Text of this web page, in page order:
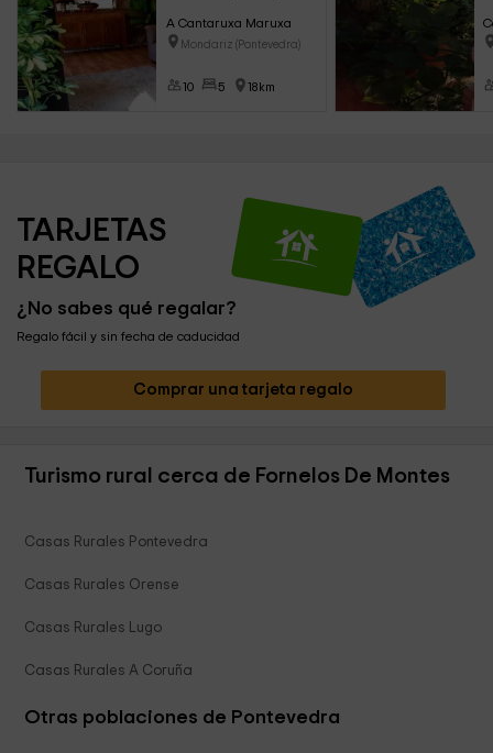
A Cantaruxa Maruxa
Mondariz (Pontevedra)
10 5 18km
TARJETAS
REGALO
¿No sabes qué regalar?
Regalo fácil y sin fecha de caducidad
Comprar una tarjeta regalo
Turismo rural cerca de Fornelos De Montes
Casas Rurales Pontevedra
Casas Rurales Orense
Casas Rurales Lugo
Casas Rurales A Coruña
Otras poblaciones de Pontevedra